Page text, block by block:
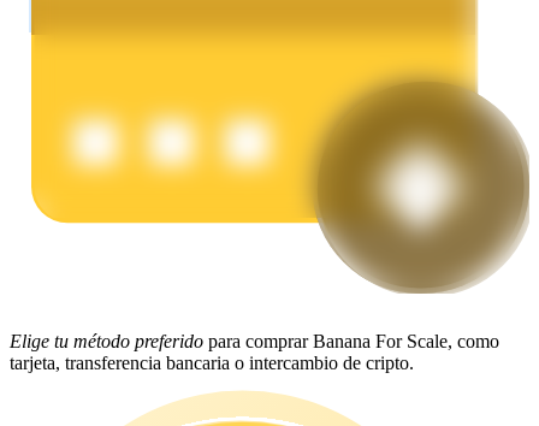
Staking
Alta rentabilidad y acceso instantáneo
Elige tu método preferido para comprar Banana For Scale, como
tarjeta, transferencia bancaria o intercambio de cripto.